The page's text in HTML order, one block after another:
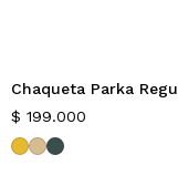
Nuevo
$ 199.000